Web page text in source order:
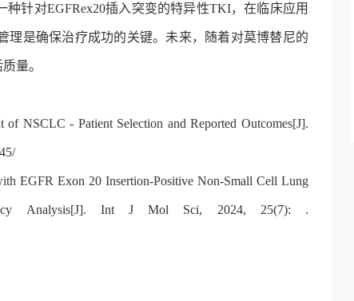
针对EGFRex20插入突变的特异性TKI，在临床应用
理是确保治疗成功的关键。未来，随着对莫博替尼的
量。
NSCLC - Patient Selection and Reported Outcomes[J].
EGFR Exon 20 Insertion-Positive Non-Small Cell Lung
Analysis[J]. Int J Mol Sci, 2024, 25(7): .